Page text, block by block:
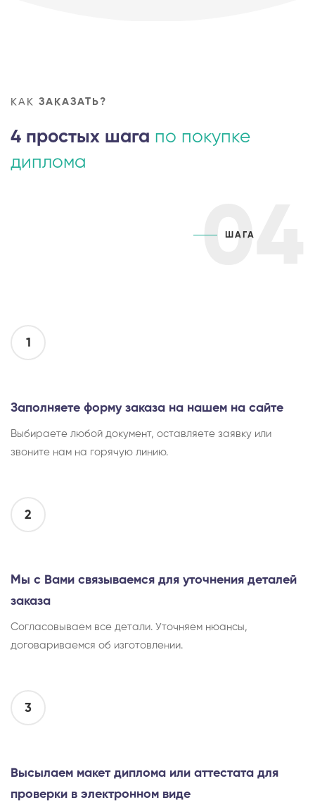
КАК ЗАКАЗАТЬ?
4 простых шага по покупке
диплома
04
ШАГА
1
Заполняете форму заказа на нашем на сайте
Выбираете любой документ, оставляете заявку или
звоните нам на горячую линию.
2
Мы с Вами связываемся для уточнения деталей
заказа
Согласовываем все детали. Уточняем нюансы,
договариваемся об изготовлении.
3
Высылаем макет диплома или аттестата для
проверки в электронном виде